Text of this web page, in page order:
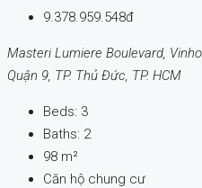
9.378.959.548đ
Masteri Lumiere Boulevard,
Quận 9, TP. Thủ Đức, TP. HCM
Beds: 3
Baths: 2
98 m²
Căn hộ chung cư